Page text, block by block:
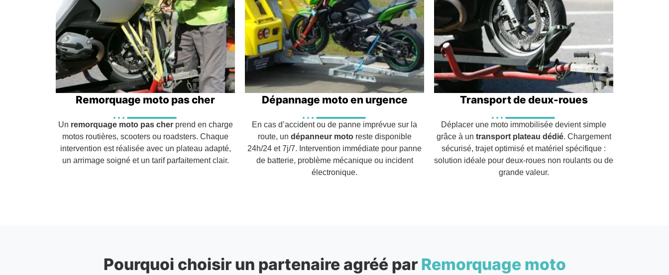
Remorquage moto pas cher
Un remorquage moto pas cherprend en charge
motos routières, scooters ou roadsters. Chaque
intervention est réalisée avec un plateau adapté,
un arrimage soigné et un tarif parfaitement clair.
Dépannage moto en urgence
En cas d’accident ou de panne imprévue sur la
route, un dépanneur motoreste disponible
24h/24 et 7j/7. Intervention immédiate pour panne
de batterie, problème mécanique ou incident
électronique.
Transport de deux-roues
Déplacer une moto immobilisée devient simple
grâce à un transport plateau dédié. Chargement
sécurisé, trajet optimisé et matériel spécifique :
solution idéale pour deux-roues non roulants ou de
grande valeur.
Pourquoi choisir un partenaire agréé par Remorquage moto